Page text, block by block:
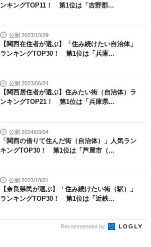
ンキングTOP11！ 第1位は「吉野郡...
公開 2023/10/29
【関西在住者が選ぶ】「住み続けたい自治体」
ランキングTOP30！ 第1位は「兵庫...
公開 2023/06/24
【関西居住者が選ぶ】住みたい街（自治体）ラ
ンキングTOP21！ 第1位は「兵庫県...
公開 2024/03/04
「関西の借りて住んだ街（自治体）」人気ラン
キングTOP30！ 第1位は「芦屋市（...
公開 2023/10/31
【奈良県民が選ぶ】「住み続けたい街（駅）」
ランキングTOP30！ 第1位は「近鉄...
Recommended by